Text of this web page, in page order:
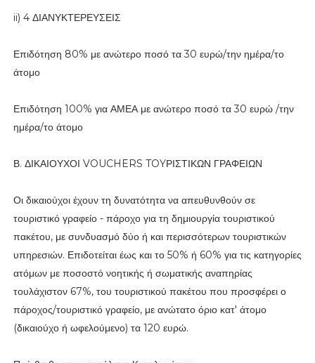
ii) 4 ΔΙΑΝΥΚΤΕΡΕΥΣΕΙΣ
Επιδότηση 80% με ανώτερο ποσό τα 30 ευρώ/την ημέρα/το
άτομο
Επιδότηση 100% για ΑΜΕΑ με ανώτερο ποσό τα 30 ευρώ /την
ημέρα/το άτομο
Β. ΔΙΚΑΙΟΥΧΟΙ VOUCHERS TOYΡΙΣΤΙΚΩΝ ΓΡΑΦΕΙΩΝ
Οι δικαιούχοι έχουν τη δυνατότητα να απευθυνθούν σε
τουριστικό γραφείο - πάροχο για τη δημιουργία τουριστικού
πακέτου, με συνδυασμό δύο ή και περισσότερων τουριστικών
υπηρεσιών. Επιδοτείται έως και το 50% ή 60% για τις κατηγορίες
ατόμων με ποσοστό νοητικής ή σωματικής αναπηρίας
τουλάχιστον 67%, του τουριστικού πακέτου που προσφέρει ο
πάροχος/τουριστικό γραφείο, με ανώτατο όριο κατ' άτομο
(δικαιούχο ή ωφελούμενο) τα 120 ευρώ.